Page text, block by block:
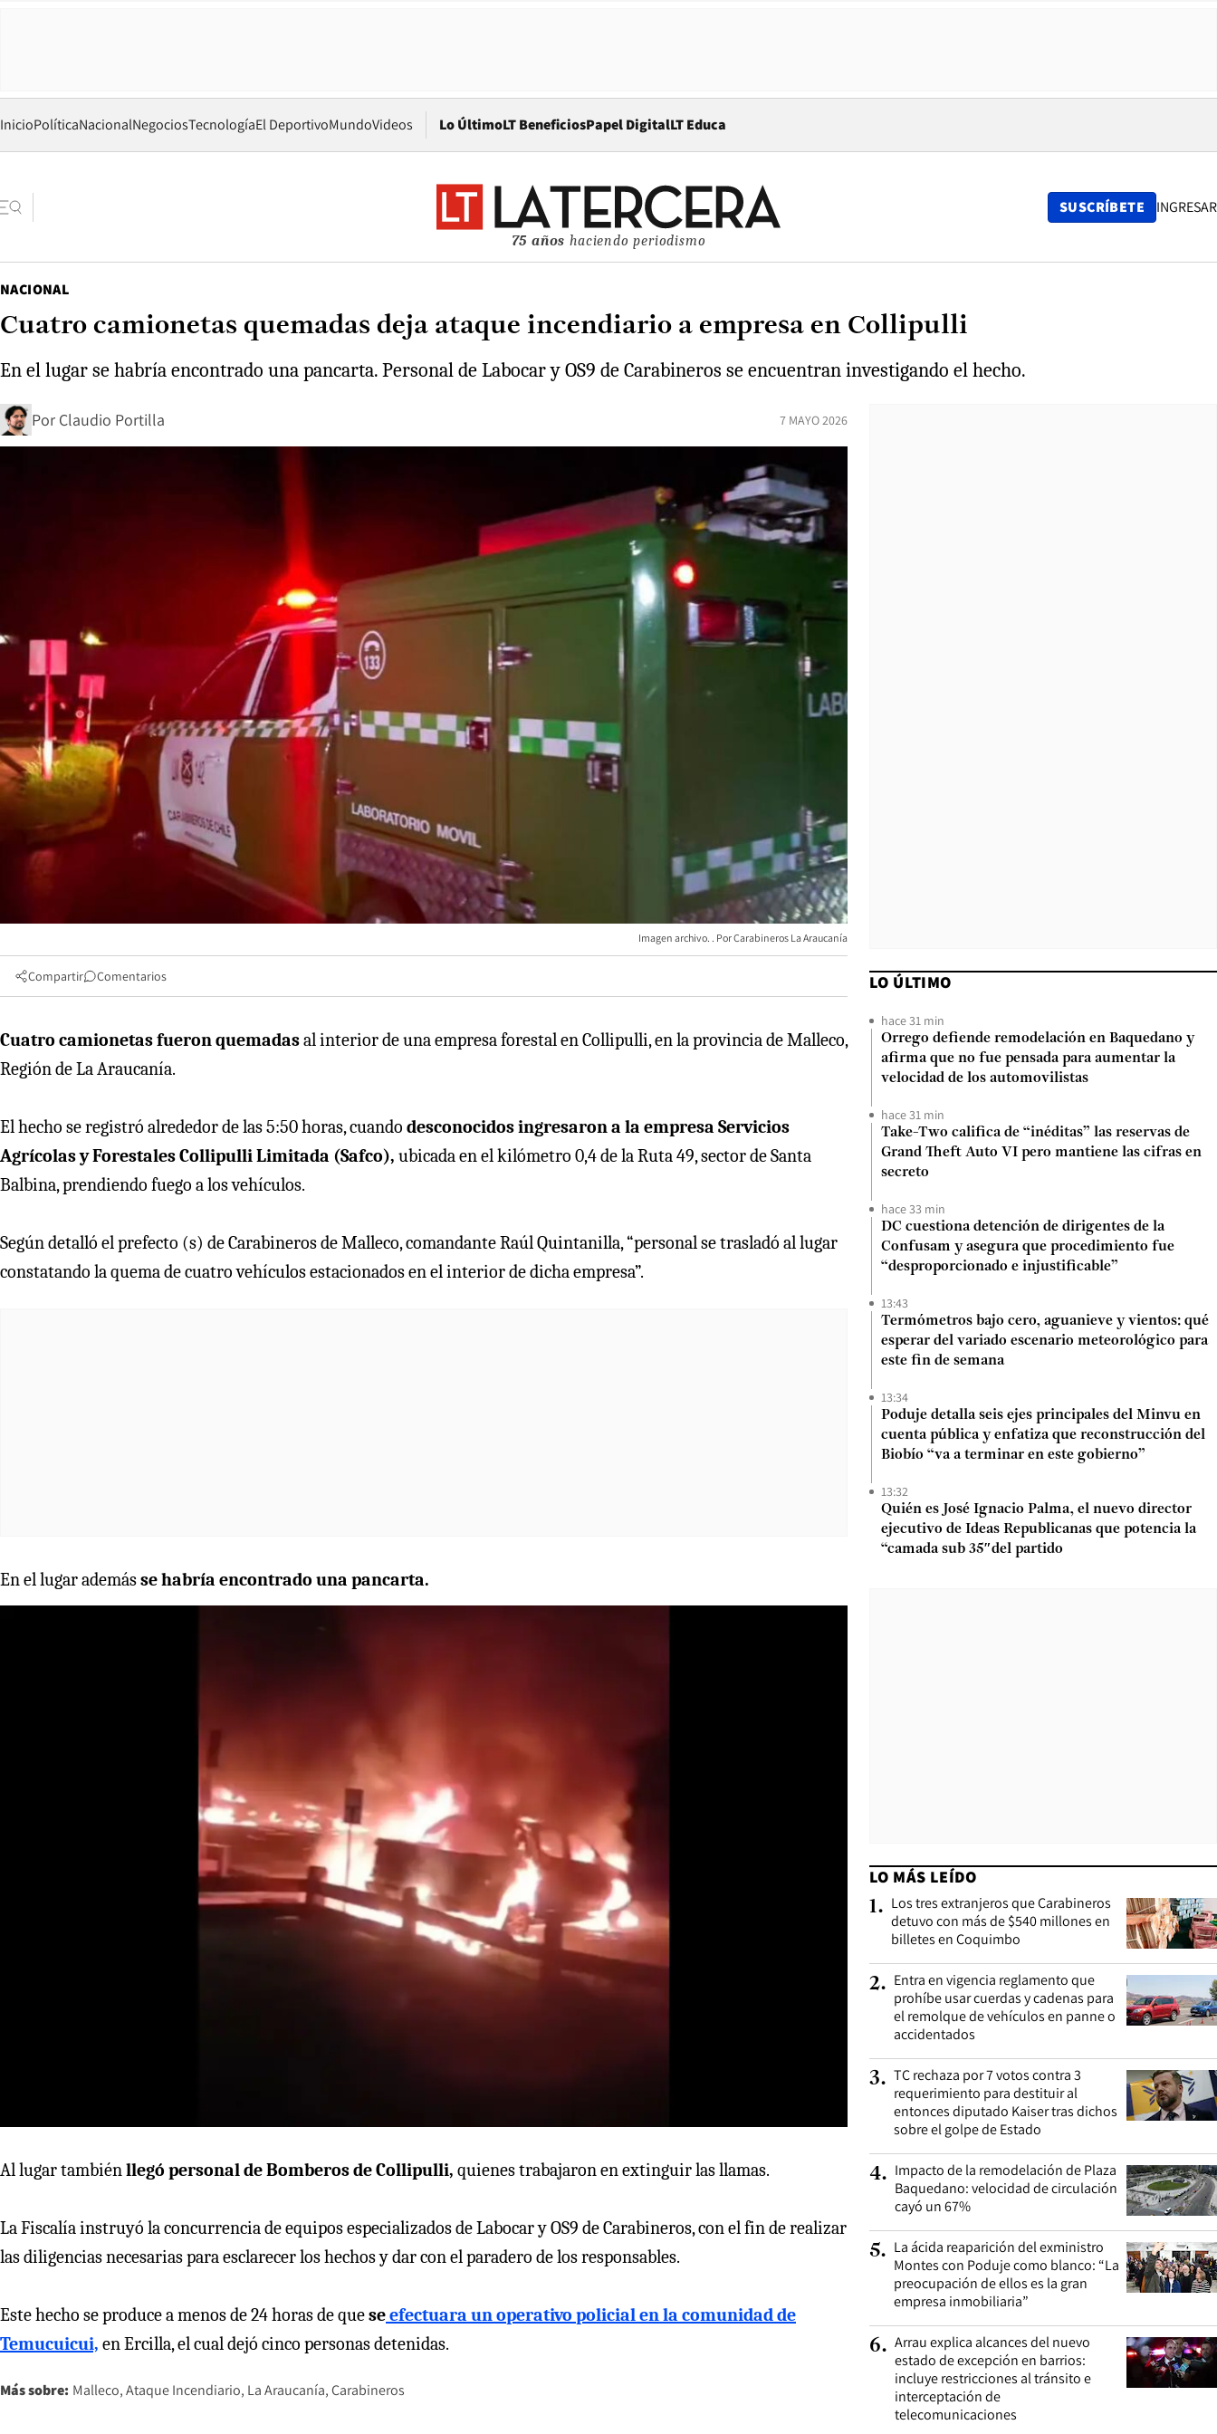
InicioPolíticaNacionalNegociosTecnologíaEl DeportivoMundoVideos Lo ÚltimoLT BeneficiosPapel DigitalOpens in new window
LT Educa
75 años haciendo periodismo
SUSCRÍBETE INGRESAR
NACIONAL
Cuatro camionetas quemadas deja ataque incendiario a empresa en Collipulli
En el lugar se habría encontrado una pancarta. Personal de Labocar y OS9 de Carabineros se encuentran investigando el hecho.
Por Claudio Portilla 7 MAYO 2026
Imagen archivo. Carabineros La Araucanía
Compartir Comentarios
Cuatro camionetas fueron quemadasal interior de una empresa forestal en Collipulli, en la provincia de Malleco,
Región de La Araucanía.
El hecho se registró alrededor de las 5:50 horas, cuando desconocidos ingresaron a la empresa Servicios
Agrícolas y Forestales Collipulli Limitada (Safco), ubicada en el kilómetro 0,4 de la Ruta 49, sector de Santa
Balbina, prendiendo fuego a los vehículos.
Según detalló el prefecto (s) de Carabineros de Malleco, comandante Raúl Quintanilla, “personal se trasladó al lugar
constatando la quema de cuatro vehículos estacionados en el interior de dicha empresa”.
En el lugar ademásse habría encontrado una pancarta.
Al lugar tambiénllegó personal de Bomberos de Collipulli, quienes trabajaron en extinguir las llamas.
La Fiscalía instruyó la concurrencia de equipos especializados de Labocar y OS9 de Carabineros, con el fin de realizar
las diligencias necesarias para esclarecer los hechos y dar con el paradero de los responsables.
Este hecho se produce a menos de 24 horas de queseefectuara un operativo policial en la comunidad de
Temucuicui, en Ercilla, el cual dejó cinco personas detenidas.
Más sobre: Malleco Ataque Incendiario La Araucanía Carabineros
LO ÚLTIMO
hace 31 min
Orrego defiende remodelación en Baquedano y
afirma que no fue pensada para aumentar la
velocidad de los automovilistas
hace 31 min
Take-Two califica de “inéditas” las reservas de
Grand Theft Auto VI pero mantiene las cifras en
secreto
hace 33 min
DC cuestiona detención de dirigentes de la
Confusam y asegura que procedimiento fue
“desproporcionado e injustificable”
13:43
Termómetros bajo cero, aguanieve y vientos: qué
esperar del variado escenario meteorológico para
este fin de semana
13:34
Poduje detalla seis ejes principales del Minvu en
cuenta pública y enfatiza que reconstrucción del
Biobío “va a terminar en este gobierno”
13:32
Quién es José Ignacio Palma, el nuevo director
ejecutivo de Ideas Republicanas que potencia la
“camada sub 35″del partido
LO MÁS LEÍDO
1. Los tres extranjeros que Carabineros
detuvo con más de $540 millones en
billetes en Coquimbo
2. Entra en vigencia reglamento que
prohíbe usar cuerdas y cadenas para
el remolque de vehículos en panne o
accidentados
3. TC rechaza por 7 votos contra 3
requerimiento para destituir al
entonces diputado Kaiser tras dichos
sobre el golpe de Estado
4. Impacto de la remodelación de Plaza
Baquedano: velocidad de circulación
cayó un 67%
5. La ácida reaparición del exministro
Montes con Poduje como blanco: “La
preocupación de ellos es la gran
empresa inmobiliaria”
6. Arrau explica alcances del nuevo
estado de excepción en barrios:
incluye restricciones al tránsito e
interceptación de
telecomunicaciones